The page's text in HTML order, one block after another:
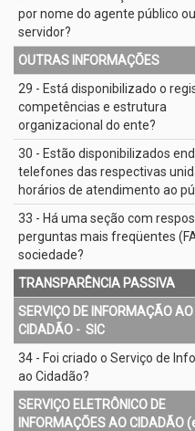
por nome do agente público ou
servidor?
OUTRAS INFORMAÇÕES
29 - Está disponibilizado o
competências e estrutura
organizacional do ente?
30 - Estão disponibilizados
telefones das respectivas
horários de atendimento ao
33 - Há uma seção com
perguntas mais freqüentes
sociedade?
TRANSPARÊNCIA PASSIVA
SERVIÇO DE INFORMAÇÃO AO
CIDADÃO - ­ SIC
34 - Foi criado o Serviço de
ao Cidadão?
SERVIÇO ELETRÔNICO DE
INFORMAÇÕES AO CIDADÃO